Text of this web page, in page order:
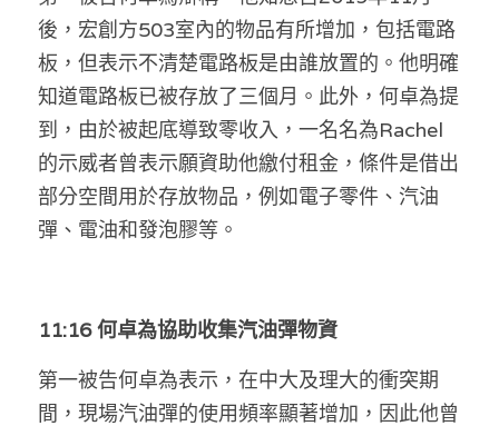
後，宏創方503室內的物品有所增加，包括電路
板，但表示不清楚電路板是由誰放置的。他明確
知道電路板已被存放了三個月。此外，何卓為提
到，由於被起底導致零收入，一名名為Rachel
的示威者曾表示願資助他繳付租金，條件是借出
部分空間用於存放物品，例如電子零件、汽油
彈、電油和發泡膠等。
11:16 何卓為協助收集汽油彈物資
第一被告何卓為表示，在中大及理大的衝突期
間，現場汽油彈的使用頻率顯著增加，因此他曾